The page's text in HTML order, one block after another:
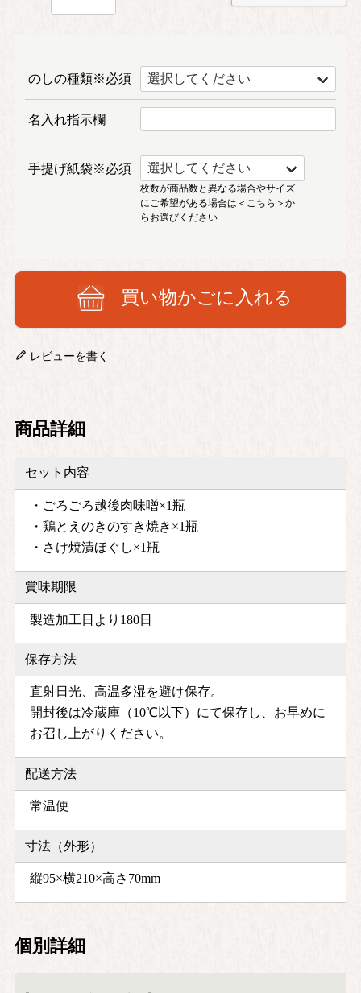
買い物かごに入れる
のしの種類※必須
名入れ指示欄
手提げ紙袋※必須
枚数が商品数と異なる場合やサイズ
にご希望がある場合は ＜こちら＞か
らお選びください
レビューを書く
商品詳細
セット内容
・ごろごろ越後肉味噌×1瓶
・鶏とえのきのすき焼き×1瓶
・さけ焼漬ほぐし×1瓶
賞味期限
製造加工日より180日
保存方法
直射日光、高温多湿を避け保存。
開封後は冷蔵庫（10℃以下）にて保存し、お早めに
お召し上がりください。
配送方法
常温便
寸法（外形）
縦95×横210×高さ70mm
個別詳細